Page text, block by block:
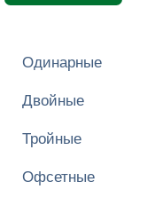
Одинарные
Двойные
Тройные
Офсетные